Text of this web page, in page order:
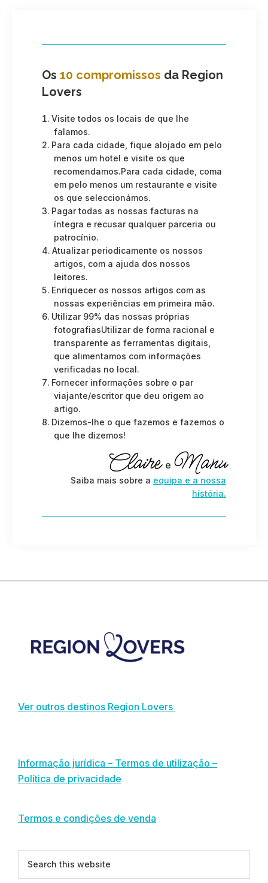
Os 10 compromissos da Region
Lovers
Visite todos os locais de que lhe
falamos.
Para cada cidade, fique alojado em pelo
menos um hotel e visite os que
recomendamos.Para cada cidade, coma
em pelo menos um restaurante e visite
os que seleccionámos.
Pagar todas as nossas facturas na
íntegra e recusar qualquer parceria ou
patrocínio.
Atualizar periodicamente os nossos
artigos, com a ajuda dos nossos
leitores.
Enriquecer os nossos artigos com as
nossas experiências em primeira mão.
Utilizar 99% das nossas próprias
fotografiasUtilizar de forma racional e
transparente as ferramentas digitais,
que alimentamos com informações
verificadas no local.
Fornecer informações sobre o par
viajante/escritor que deu origem ao
artigo.
Dizemos-lhe o que fazemos e fazemos o
que lhe dizemos!
Claire e Manu
Saiba mais sobre a equipa e a nossa
história.
Ver outros destinos Region Lovers
Informação jurídica – Termos de utilização –
Política de privacidade
Termos e condições de venda